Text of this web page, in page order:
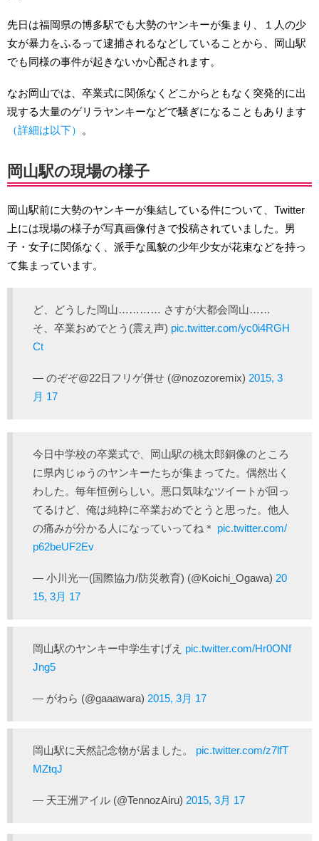
先日は福岡県の博多駅でも大勢のヤンキーが集まり、１人の少
女が暴力をふるって逮捕されるなどしていることから、岡山駅
でも同様の事件が起きないか心配されます。
なお岡山では、卒業式に関係なくどこからともなく突発的に出
現する大量のゲリラヤンキーなどで騒ぎになることもあります
（詳細は以下）
。
岡山駅の現場の様子
岡山駅前に大勢のヤンキーが集結している件について、Twitter
上には現場の様子が写真画像付きで投稿されていました。男
子・女子に関係なく、派手な風貌の少年少女が花束などを持っ
て集まっています。
ど、どうした岡山………… さすが大都会岡山……
そ、卒業おめでとう(震え声) pic.twitter.com/yc0i4RGH
Ct
— のぞぞ@22日フリゲ併せ (@nozozoremix) 2015, 3
月 17
今日中学校の卒業式で、岡山駅の桃太郎銅像のところ
に県内じゅうのヤンキーたちが集まってた。偶然出く
わした。毎年恒例らしい。悪口気味なツイートが回っ
てるけど、俺は純粋に卒業おめでとうと思った。他人
の痛みが分かる人になっていってね＊ pic.twitter.com/
p62beUF2Ev
— 小川光一(国際協力/防災教育) (@Koichi_Ogawa) 20
15, 3月 17
岡山駅のヤンキー中学生すげえ pic.twitter.com/Hr0ONf
Jng5
— がわら (@gaaawara) 2015, 3月 17
岡山駅に天然記念物が居ました。 pic.twitter.com/z7lfT
MZtqJ
— 天王洲アイル (@TennozAiru) 2015, 3月 17